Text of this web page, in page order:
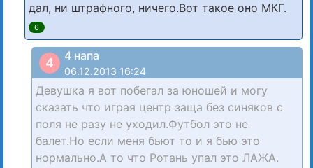
дал, ни штрафного, ничего.Вот такое оно МКГ.
6
4 4 напа
06.12.2013 16:24
Девушка я вот побегал за юношей и могу
сказать что играя центр заща без синяков с
поля не разу не уходил.Футбол это не
балет.Но если меня бьют то и я бью это
нормально.А то что Ротань упал это ЛАЖА.